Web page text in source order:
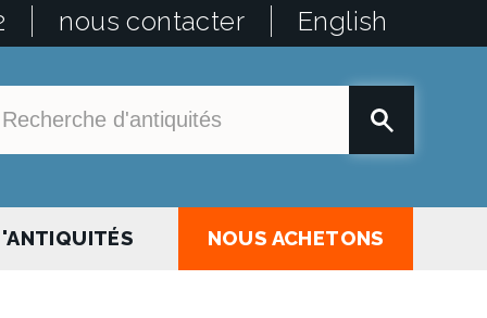
nous contacter English
NOUS ACHETONS